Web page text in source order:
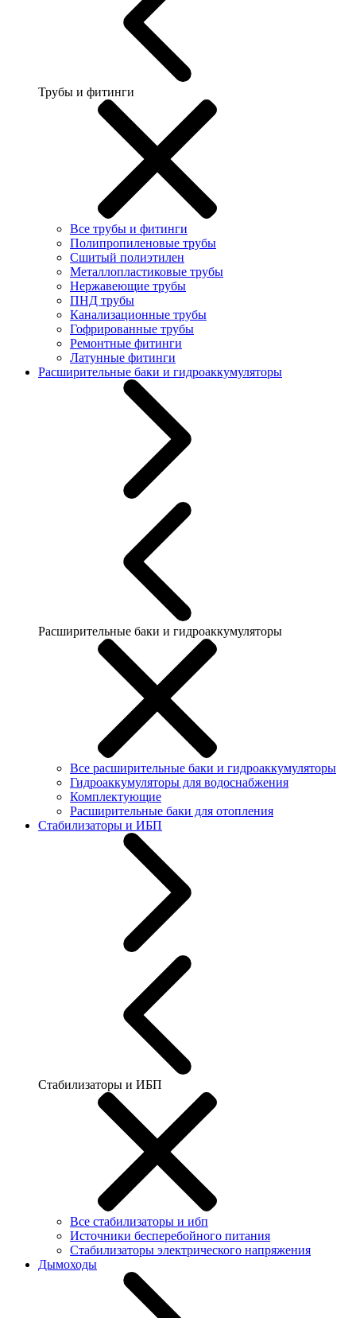
Трубы и фитинги
Все трубы и фитинги
Полипропиленовые трубы
Сшитый полиэтилен
Металлопластиковые трубы
Нержавеющие трубы
ПНД трубы
Канализационные трубы
Гофрированные трубы
Ремонтные фитинги
Латунные фитинги
Расширительные баки и гидроаккумуляторы
Расширительные баки и гидроаккумуляторы
Все расширительные баки и гидроаккумуляторы
Гидроаккумуляторы для водоснабжения
Комплектующие
Расширительные баки для отопления
Стабилизаторы и ИБП
Стабилизаторы и ИБП
Все стабилизаторы и ибп
Источники бесперебойного питания
Стабилизаторы электрического напряжения
Дымоходы